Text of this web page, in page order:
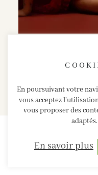
SABRINA
Colombo |
En poursuivant votre
vous acceptez
vous proposer des
adaptés.
En savoir plus